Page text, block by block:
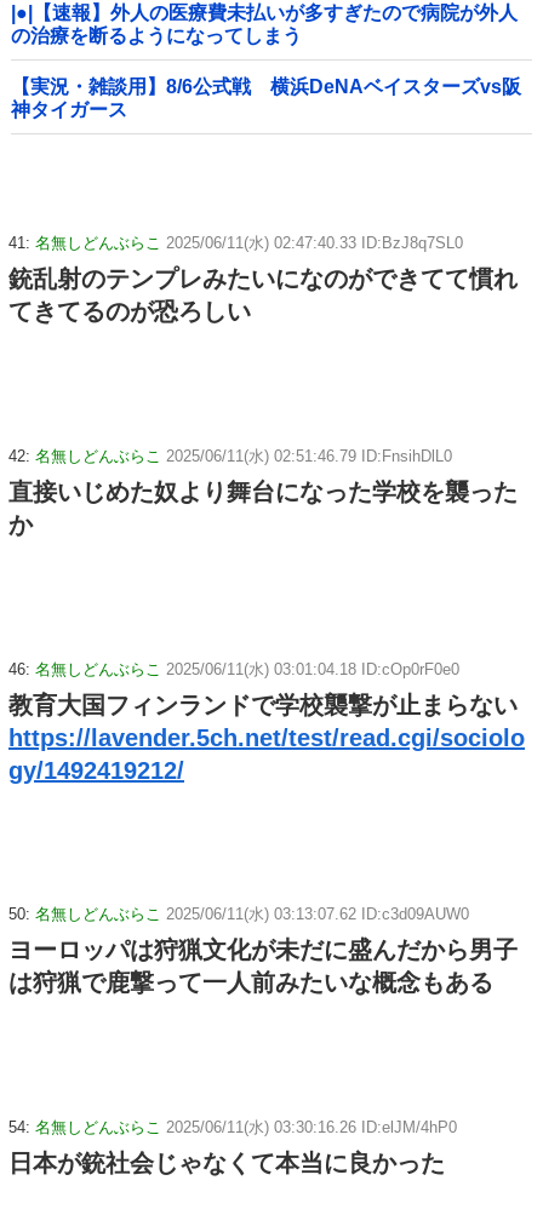
|●|【速報】外人の医療費未払いが多すぎたので病院が外人
の治療を断るようになってしまう
【実況・雑談用】8/6公式戦 横浜DeNAベイスターズvs阪
神タイガース
41: 名無しどんぶらこ 2025/06/11(水) 02:47:40.33 ID:BzJ8q7SL0
銃乱射のテンプレみたいになのができてて慣れ
てきてるのが恐ろしい
42: 名無しどんぶらこ 2025/06/11(水) 02:51:46.79 ID:FnsihDlL0
直接いじめた奴より舞台になった学校を襲った
か
46: 名無しどんぶらこ 2025/06/11(水) 03:01:04.18 ID:cOp0rF0e0
教育大国フィンランドで学校襲撃が止まらない
https://lavender.5ch.net/test/read.cgi/sociolo
gy/1492419212/
50: 名無しどんぶらこ 2025/06/11(水) 03:13:07.62 ID:c3d09AUW0
ヨーロッパは狩猟文化が未だに盛んだから男子
は狩猟で鹿撃って一人前みたいな概念もある
54: 名無しどんぶらこ 2025/06/11(水) 03:30:16.26 ID:elJM/4hP0
日本が銃社会じゃなくて本当に良かった